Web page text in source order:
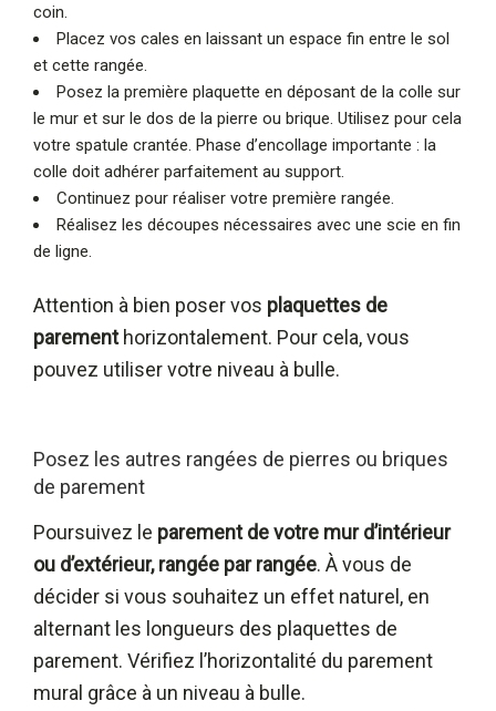
coin.
Placez vos cales en laissant un espace fin entre le sol
et cette rangée.
Posez la première plaquette en déposant de la colle sur
le mur et sur le dos de la pierre ou brique. Utilisez pour cela
votre spatule crantée. Phase d’encollage importante : la
colle doit adhérer parfaitement au support.
Continuez pour réaliser votre première rangée.
Réalisez les découpes nécessaires avec une scie en fin
de ligne.
Attention à bien poser vos plaquettes de
parement horizontalement. Pour cela, vous
pouvez utiliser votre niveau à bulle.
Posez les autres rangées de pierres ou briques
de parement
Poursuivez le parement de votre mur d’intérieur
ou d’extérieur, rangée par rangée. À vous de
décider si vous souhaitez un effet naturel, en
alternant les longueurs des plaquettes de
parement. Vérifiez l’horizontalité du parement
mural grâce à un niveau à bulle.